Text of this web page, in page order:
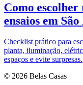
Como escolher
ensaios em
Checklist prático para
planta, iluminação,
espaços e evite surpresas.
© 2026 Belas Casas